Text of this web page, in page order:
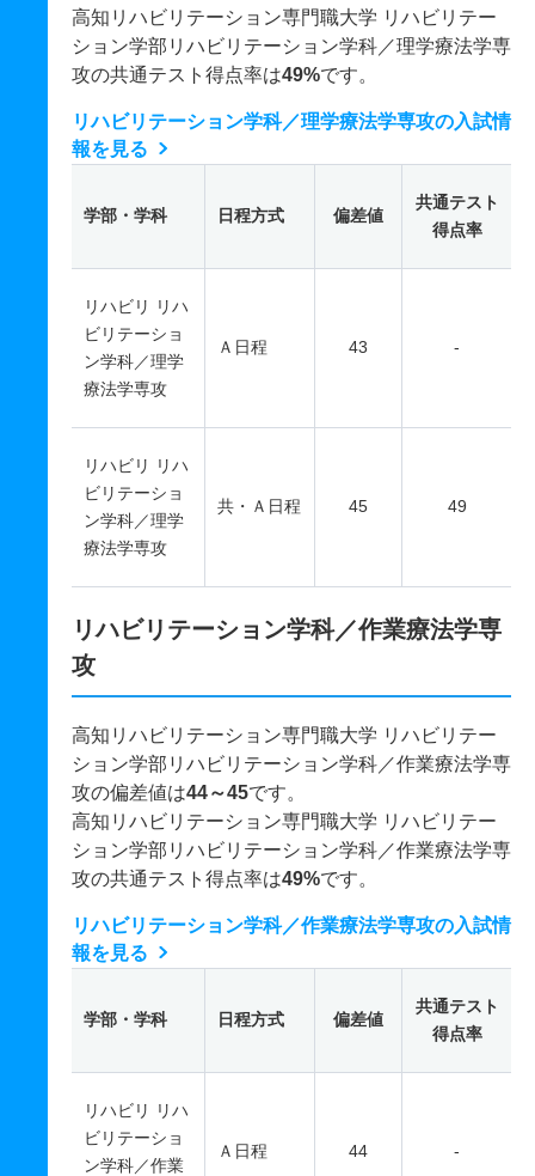
高知リハビリテーション専門職大学 リハビリテー
ション学部リハビリテーション学科／理学療法学専
攻の共通テスト得点率は49%です。
リハビリテーション学科／理学療法学専攻の入試情
報を見る
学部・学科 日程方式 偏差値
共通テスト
得点率
リハビリ リハ
ビリテーショ
ン学科／理学
療法学専攻
Ａ日程 43 -
リハビリ リハ
ビリテーショ
ン学科／理学
療法学専攻
共・Ａ日程 45 49
リハビリテーション学科／作業療法学専
攻
高知リハビリテーション専門職大学 リハビリテー
ション学部リハビリテーション学科／作業療法学専
攻の偏差値は44～45です。
高知リハビリテーション専門職大学 リハビリテー
ション学部リハビリテーション学科／作業療法学専
攻の共通テスト得点率は49%です。
リハビリテーション学科／作業療法学専攻の入試情
報を見る
学部・学科 日程方式 偏差値
共通テスト
得点率
リハビリ リハ
ビリテーショ
ン学科／作業
Ａ日程 44 -